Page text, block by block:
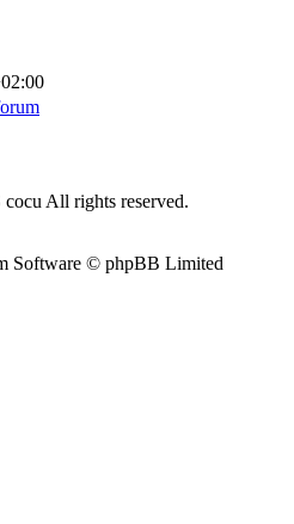
All rights reserved.
Software © phpBB Limited